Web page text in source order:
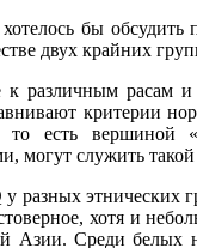
бы
двух крайних
различным расам и
критерии
то есть вершиной
могут служить
разных
хотя и
Среди белых